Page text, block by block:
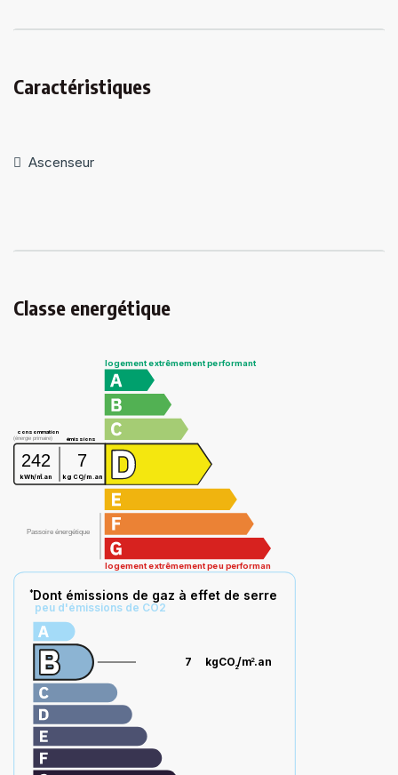
Caractéristiques
Ascenseur
Classe energétique
logement extrêmement performant
logement extrêmement peu performant
consommation
émissions
(énergie primaire)
242 7
kWh/m2.an kg CO
2/m.an
Passoire énergétique
*Dont émissions de gaz à effet de serre
peu d'émissions de CO2
kgCO2/m2.an
7